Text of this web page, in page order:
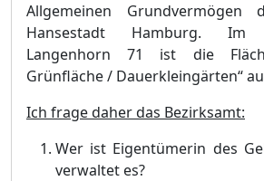
Allgemeinen Grundvermögen
Hansestadt Hamburg. Im
Langenhorn
71 ist die Flä
Grünfläche / Dauerkleingärten“
Ich frage daher das Bezirksamt:
Wer ist Eigentümerin des
verwaltet es?